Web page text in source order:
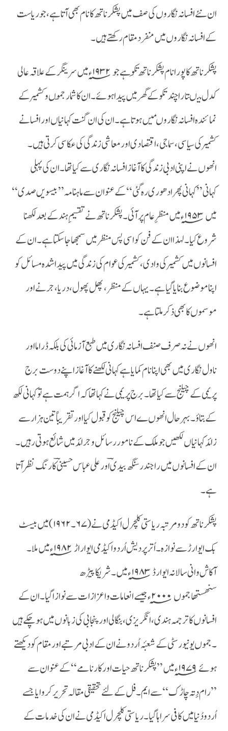
ان نئے افسانہ نگاروں کی صف میں پشکر ناتھ کا نام بھی آتا ہے ،جو ریاست
کے افسانہ نگاروں میں منفرد مقام رکھتے ہیں ۔
پشکر ناتھ کا پورا نام پشکر ناتھ تکِو ہے جو ۱۹۳۲؁ء میں سرینگر کے علاقہ عالی
کدل میںتارا چند تکو کے گھر میں پیدا ہوئے ۔ان کا شمار جمّوں و کشمیر کے
نمائندہ افسانہ نگاروںمیں ہو تا ہے ۔ان کی ان گنت کہانیاں اور افسانے
کشمیر کی سیاسی،سماجی ،اقتصادی اور معاشی زندگی کی عکاسی کرتی ہیں ۔
انھوں نے اپنی ادبی زندگی کا آغاز افسانہ نگاری سے کیا تھا ۔ان کی پہلی
کہانی’’کہانی پھر ادھوری رہ گئی ‘‘کے عنوان سے ماہنامہ ’’بیسویں صدی ‘‘
میں ۱۹۵۳؁ء میں منظر ِ عام پر آئی ۔پشکر ناتھ نے تقسیم ِ ہند کے بعد لکھنا
شروع کیا ۔لہذا ان کے فن کو اسی پس منظر میں سمجھا جا سکتا ہے ۔ان کے
افسانوں میں کشمیر کی وادی ،کشمیر کی عوام کی زندگی میں پیدا شدہ مسائل کو
اپنا موضوع بنایا گیا ہے ۔یہاں کے منظر ،پھل پھول ،دریا ،جرنے اور
موسموں کا بھی ذکر ملتا ہے ۔
انھوں نے نہ صرف صنف افسانہ نگاری میں طبع آزمائی کی بلکہ ڈراما اور
ناول نگاری میں بھی اپنا نام کمایا ہے کہانی لکھنے کا آغاز اپنے دوست برج
پریمی کے چیلنج سے کیا تھا ۔برج پریمی نے کہا تھا کہ اگر ہمت ہے تو کہانی لکھ
کے بتاؤ۔بہرحال انھوں ے اس چیلنج کو قبول کیا اور تقریباً تین ہزار سے
زائد کہانیاں لکھیں جو ملک کے نامور رسائل و جرائد میں شائع ہوتی رہیں ۔
ان کے افسانوں میں راجندر سنگھ بیدی ؔاور علی عباس حسینیؔ کا رنگ نظر آتا
ہے ۔
پشکر ناتھ کو دو مرتبہ ریاستی کلچرل اکیڈمی نے( ۶۷۔۱۹۶۲)میں بیسٹ
بک ایوارڑ سے نوازہ۔اُتر پردیش اُردو اکیڈمی ایواراڑ ۱۹۸۲؁ء میں ملا ۔
آکاش وانی سالانہ ایوارڈ ۱۹۸۳؁ء میں ۔شریکا پیڑھ
سنھستھاجموں ۲۰۰۰؁ء جیسے انعامات و اعزازات سے نوازا گیا ۔ان کے
افسانوں کا ترجمہ ہندی ،انگریزی ،بنگالی اور پنجابی کی زبانوں میں ہو چکے ہیں
۔ جموں یونیورسٹی کے شعبٔہ اُردو نے ان کے ادبی مرتبے اور مقام کو دیکھتے
ہوئے ۱۹۷۹؁ء میں ’’پشکر ناتھ حیات اور کارنامے‘‘ کے عنوان سے
’’رام دِتہ چاڑک‘‘سے ایم ۔فل کے لئے تحقیقی مقالہ تحریر کروایا جسے
اُردو دُنیا میں کافی سراہا گیا ۔ریاستی کلچرل اکیڈمی نے ان کی خدمات کے